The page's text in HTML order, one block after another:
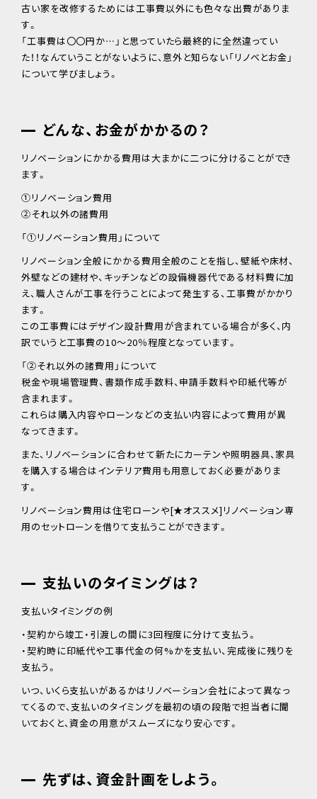
古い家を改修するためには工事費以外にも色々な出費がありま
す。
「工事費は〇〇円か…」と思っていたら最終的に全然違ってい
た！！なんていうことがないように、意外と知らない「リノベとお金」
について学びましょう。
どんな、お金がかかるの？
リノベーションにかかる費用は大まかに二つに分けることができ
ます。
①リノベーション費用
②それ以外の諸費用
「①リノベーション費用」について
リノベーション全般にかかる費用全般のことを指し、壁紙や床材、
外壁などの建材や、キッチンなどの設備機器代である材料費に加
え、職人さんが工事を行うことによって発生する、工事費がかかり
ます。
この工事費にはデザイン設計費用が含まれている場合が多く、内
訳でいうと工事費の10～20％程度となっています。
「②それ以外の諸費用」について
税金や現場管理費、書類作成手数料、申請手数料や印紙代等が
含まれます。
これらは購入内容やローンなどの支払い内容によって費用が異
なってきます。
また、リノベーションに合わせて新たにカーテンや照明器具、家具
を購入する場合はインテリア費用も用意しておく必要がありま
す。
リノベーション費用は住宅ローンや[★オススメ]リノベーション専
用のセットローンを借りて支払うことができます。
支払いのタイミングは？
支払いタイミングの例
・契約から竣工・引渡しの間に3回程度に分けて支払う。
・契約時に印紙代や工事代金の何%かを支払い、完成後に残りを
支払う。
いつ、いくら支払いがあるかはリノベーション会社によって異なっ
てくるので、支払いのタイミングを最初の頃の段階で担当者に聞
いておくと、資金の用意がスムーズになり安心です。
先ずは、資金計画をしよう。